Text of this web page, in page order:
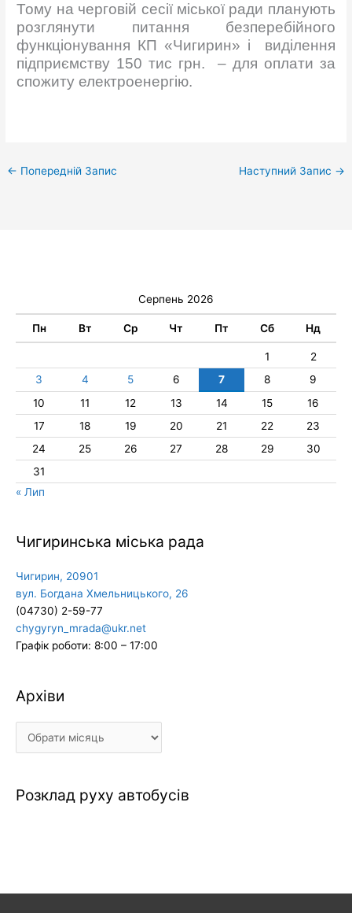
Тому на черговій сесії міської ради планують
розглянути питання безперебійного
функціонування КП «Чигирин» і виділення
підприємству 150 тис грн. – для оплати за
спожиту електроенергію.
← Попередній Запис Наступний Запис →
Серпень 2026
Пн Вт Ср Чт Пт Сб Нд
1
2
3
4 5 6 7 8
9
10
11 12 13 14 15
16
17
18 19 20 21 22
23
24
25 26 27 28 29
30
31
« Лип
Чигиринська міська рада
Чигирин, 20901
вул. Богдана Хмельницького, 26
(04730) 2-59-77
chygyryn_mrada@ukr.net
Графік роботи: 8:00 – 17:00
Архіви
Архіви
Розклад руху автобусів